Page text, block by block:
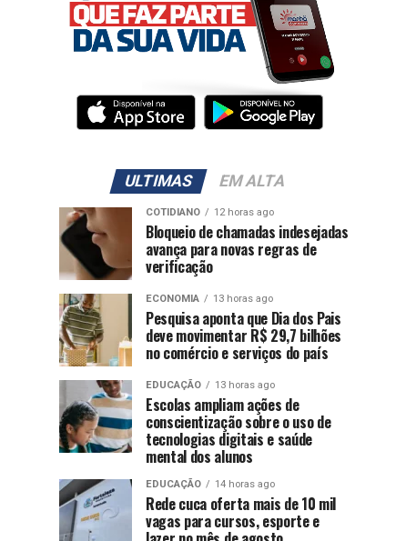
ULTIMAS EM ALTA
COTIDIANO 12 horas ago
Bloqueio de chamadas indesejadas
avança para novas regras de
verificação
ECONOMIA 13 horas ago
Pesquisa aponta que Dia dos Pais
deve movimentar R$ 29,7 bilhões
no comércio e serviços do país
EDUCAÇÃO 13 horas ago
Escolas ampliam ações de
conscientização sobre o uso de
tecnologias digitais e saúde
mental dos alunos
EDUCAÇÃO 14 horas ago
Rede cuca oferta mais de 10 mil
vagas para cursos, esporte e